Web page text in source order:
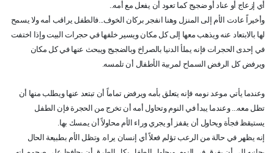
أي إزعاج أو عناد أو ضجيج كما تعود أن يفعل مع أمه..
وأخيراً عادت الأم إلى المنزل وهنا انفجر بركان الخوف...فالطفل يراقب أمه ولا يسمح
لها بالابتعاد عنه ويذهب معها إلى كل مكان ويسير خلفها في حجرات البيت وإذا اختفت
في إحدى الحجرات فإنه يملأ الدنيا بالصراخ وبالضجيج ويبحث عنها في كل مكان
ويرفض كل الرفض السماح لمربية الأطفال أن تلمسه.
وعندما يأتي موعد نومه فإنه يتعلق بأمه ويرفض تماماً أن تبتعد عنها ويطلب منها أن
تظل معه... وعندما يبدأ في النوم وتحاول أمه أن تخرج من الحجرة فإن الطفل
يستيقظ فجأة ويحاول أن يقفز أو يجري وراء الأم محاولاً أن يمسك بها.
إنه يظهر في حالة من الرعب تؤلم فعلاً أي إنسان يراه. وتظل الأم بطبيعة الحال